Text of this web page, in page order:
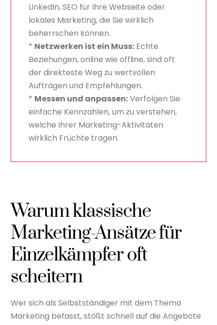
LinkedIn, SEO für Ihre Webseite oder
lokales Marketing, die Sie wirklich
beherrschen können.
* Netzwerken ist ein Muss:Echte
Beziehungen, online wie offline, sind oft
der direkteste Weg zu wertvollen
Aufträgen und Empfehlungen.
* Messen und anpassen:Verfolgen Sie
einfache Kennzahlen, um zu verstehen,
welche Ihrer Marketing-Aktivitäten
wirklich Früchte tragen.
Warum klassische
Marketing-Ansätze für
Einzelkämpfer oft
scheitern
Wer sich als Selbstständiger mit dem Thema
Marketing befasst, stößt schnell auf die Angebote